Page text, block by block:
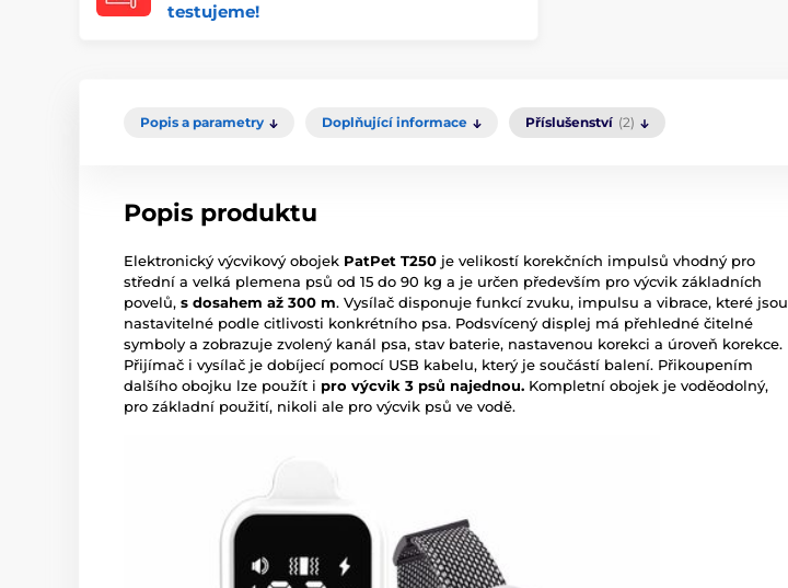
testujeme!
Popis a parametry Doplňující informace Příslušenství (2)
Popis produktu
Elektronický výcvikový obojek PatPet T250 je velikostí korekčních impulsů vhodný pro
střední a velká plemena psů od 15 do 90 kg a je určen především pro výcvik základních
povelů, s dosahem až 300 m. Vysílač disponuje funkcí zvuku, impulsu a vibrace, které jsou
nastavitelné podle citlivosti konkrétního psa. Podsvícený displej má přehledné čitelné
symboly a zobrazuje zvolený kanál psa, stav baterie, nastavenou korekci a úroveň korekce.
Přijímač i vysílač je dobíjecí pomocí USB kabelu, který je součástí balení. Přikoupením
dalšího obojku lze použít i pro výcvik 3 psů najednou. Kompletní obojek je voděodolný,
pro základní použití, nikoli ale pro výcvik psů ve vodě.